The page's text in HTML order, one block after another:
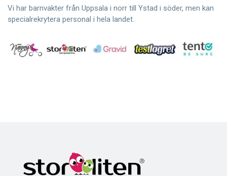
Vi har barnvakter från Uppsala i norr till Ystad i söder, men kan
specialrekrytera personal i hela landet.